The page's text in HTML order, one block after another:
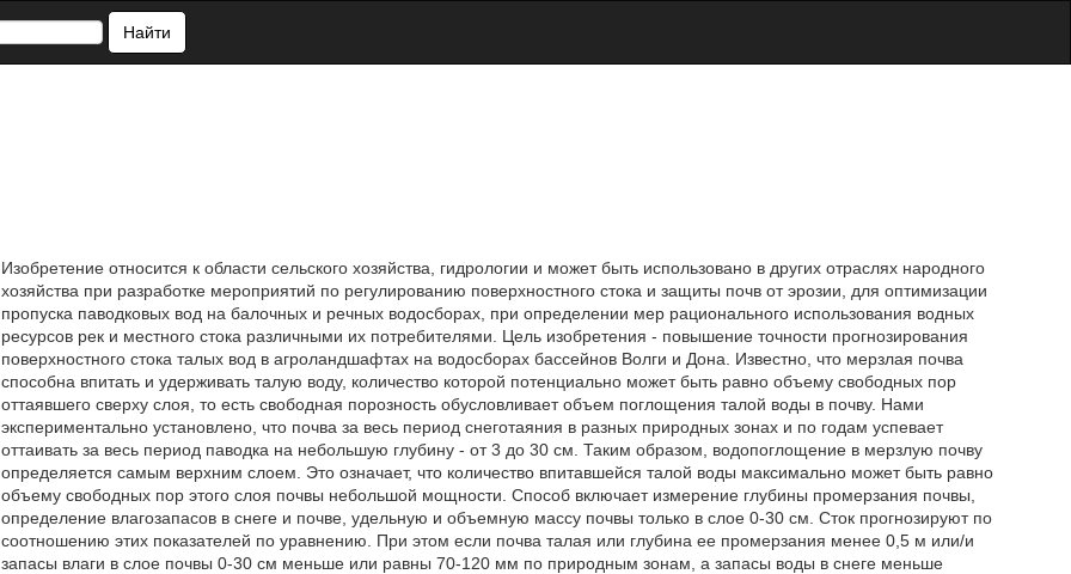
Найти
Изобретение относится к области сельского хозяйства, гидрологии и может быть использовано в других отраслях народного
хозяйства при разработке мероприятий по регулированию поверхностного стока и защиты почв от эрозии, для оптимизации
пропуска паводковых вод на балочных и речных водосборах, при определении мер рационального использования водных
ресурсов рек и местного стока различными их потребителями. Цель изобретения - повышение точности прогнозирования
поверхностного стока талых вод в агроландшафтах на водосборах бассейнов Волги и Дона. Известно, что мерзлая почва
способна впитать и удерживать талую воду, количество которой потенциально может быть равно объему свободных пор
оттаявшего сверху слоя, то есть свободная порозность обусловливает объем поглощения талой воды в почву. Нами
экспериментально установлено, что почва за весь период снеготаяния в разных природных зонах и по годам успевает
оттаивать за весь период паводка на небольшую глубину - от 3 до 30 см. Таким образом, водопоглощение в мерзлую почву
определяется самым верхним слоем. Это означает, что количество впитавшейся талой воды максимально может быть равно
объему свободных пор этого слоя почвы небольшой мощности. Способ включает измерение глубины промерзания почвы,
определение влагозапасов в снеге и почве, удельную и объемную массу почвы только в слое 0-30 см. Сток прогнозируют по
соотношению этих показателей по уравнению. При этом если почва талая или глубина ее промерзания менее 0,5 м или/и
запасы влаги в слое почвы 0-30 см меньше или равны 70-120 мм по природным зонам, а запасы воды в снеге меньше